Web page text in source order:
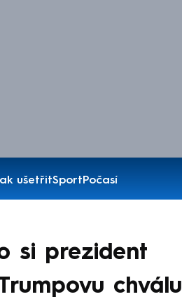
ušetřitSportPočasí
si prezident
chválu